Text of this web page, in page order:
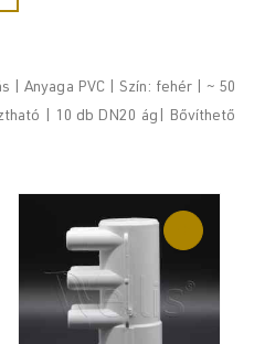
| Anyaga PVC | Szín: fehér | ~ 50
| 10 db DN20 ág| Bővíthető